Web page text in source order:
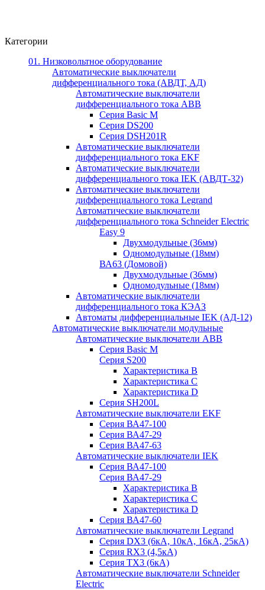
Категории
01. Низковольтное оборудование
Автоматические выключатели
дифференциального тока (АВДТ, АД)
Автоматические выключатели
дифференциального тока ABB
Серия Basic M
Серия DS200
Серия DSH201R
Автоматические выключатели
дифференциального тока EKF
Автоматические выключатели
дифференциального тока IEK (АВДТ-32)
Автоматические выключатели
дифференциального тока Legrand
Автоматические выключатели
дифференциального тока Schneider Electric
Easy 9
Двухмодульные (36мм)
Одномодульные (18мм)
ВА63 (Домовой)
Двухмодульные (36мм)
Одномодульные (18мм)
Автоматические выключатели
дифференциального тока КЭАЗ
Автоматы дифференциальные IEK (АД-12)
Автоматические выключатели модульные
Автоматические выключатели ABB
Серия Basic M
Серия S200
Характеристика B
Характеристика C
Характеристика D
Серия SH200L
Автоматические выключатели EKF
Серия ВА47-100
Серия ВА47-29
Серия ВА47-63
Автоматические выключатели IEK
Серия ВА47-100
Серия ВА47-29
Характеристика B
Характеристика C
Характеристика D
Серия ВА47-60
Автоматические выключатели Legrand
Серия DX3 (6кА, 10кА, 16кА, 25кА)
Серия RX3 (4,5кА)
Серия TX3 (6кА)
Автоматические выключатели Schneider
Electric